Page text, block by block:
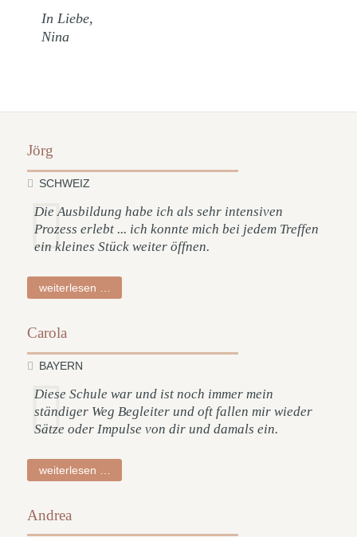
In Liebe,
Nina
Jörg
SCHWEIZ
Die Ausbildung habe ich als sehr intensiven
Prozess erlebt ... ich konnte mich bei jedem Treffen
ein kleines Stück weiter öffnen.
weiterlesen …
Carola
BAYERN
Diese Schule war und ist noch immer mein
ständiger Weg Begleiter und oft fallen mir wieder
Sätze oder Impulse von dir und damals ein.
weiterlesen …
Andrea